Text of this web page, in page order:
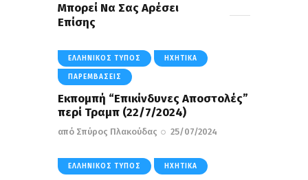
Μπορεί Να Σας Αρέσει
Επίσης
ΕΛΛΗΝΙΚΌΣ ΤΎΠΟΣ ΗΧΗΤΙΚΆ
ΠΑΡΕΜΒΆΣΕΙΣ
Εκπομπή “Επικίνδυνες Αποστολές”
περί Τραμπ (22/7/2024)
από Σπύρος Πλακούδας 25/07/2024
ΕΛΛΗΝΙΚΌΣ ΤΎΠΟΣ ΗΧΗΤΙΚΆ